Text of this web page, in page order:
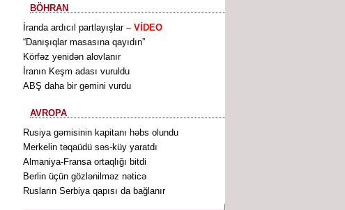
BÖHRAN
İranda ardıcıl partlayışlar– VİDEO
“Danışıqlar masasına qayıdın”
Körfəz yenidən alovlanır
İranın Keşm adası vuruldu
ABŞ daha bir gəmini vurdu
AVROPA
Rusiya gəmisinin kapitanı həbs olundu
Merkelin təqaüdü səs-küy yaratdı
Almaniya-Fransa ortaqlığı bitdi
Berlin üçün gözlənilməz nəticə
Rusların Serbiya qapısı da bağlanır